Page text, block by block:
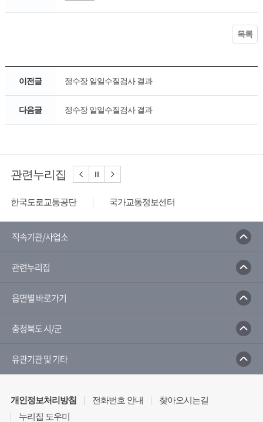
목록
이전글 정수장 일일수질검사 결과
다음글 정수장 일일수질검사 결과
관련누리집
교통공단
국가교통정보센터
원공사
한국상하수도협회
페이지
직속기관/사업소
관련누리집
읍면별 바로가기
충청북도 시/군
유관기관 및 기타
개인정보처리방침 전화번호 안내
찾아오시는길
누리집 도우미